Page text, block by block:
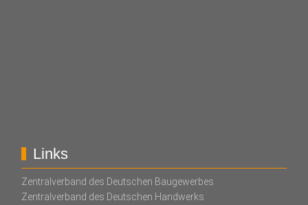
Links
Zentralverband des Deutschen Baugewerbes
Zentralverband des Deutschen Handwerks